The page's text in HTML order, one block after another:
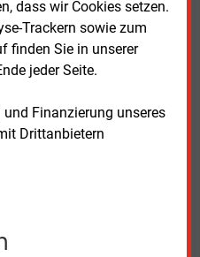
dass wir Cookies setzen.
Trackern sowie zum
finden Sie in unserer
jeder Seite.
Finanzierung unseres
Drittanbietern
Informationstechniker
Ein möglicher
Wasserstoff könne
Teile der
Auf
werden.